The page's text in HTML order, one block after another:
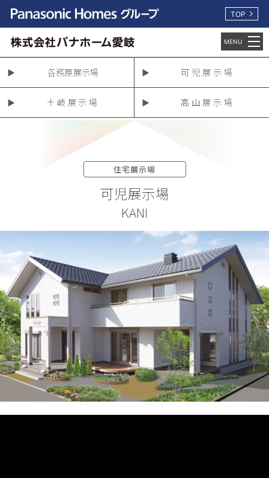
TOP
各務原展示場 可児展示場
土岐展示場 高山展示場
住宅展示場
可児展示場
KANI